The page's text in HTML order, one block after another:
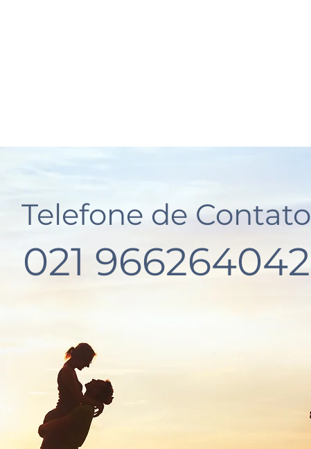
Telefone de Contato
021 966264042